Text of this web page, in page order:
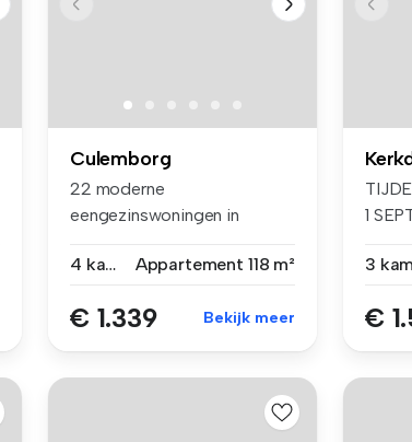
Culemborg
22 moderne
eengezinswoningen in
4 kamers
Appartement 118 m²
€ 1.339 Bekijk meer
1
€